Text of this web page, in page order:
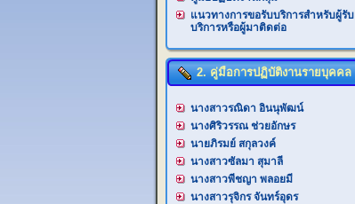
แนวทางการขอรับบริการสำหรับผู้รับ
บริการหรือผู้มาติดต่อ
2. คู่มือการปฏิบัติงานรายบุคคล
นางสาวรณิดา อินนุพัฒน์
นางศิริวรรณ ช่วยอักษร
นายภิรมย์ สกุลวงค์
นางสาวซัลมา สุมาลี
นางสาวพีชญา พลอยมี
นางสาวรุจิกร จันทร์อุดร